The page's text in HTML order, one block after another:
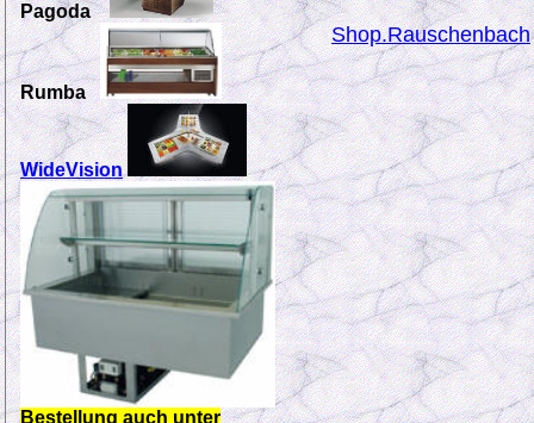
Pagoda
Rumba
WideVision
Bestellung auch unter
Shop.Rauschenbach